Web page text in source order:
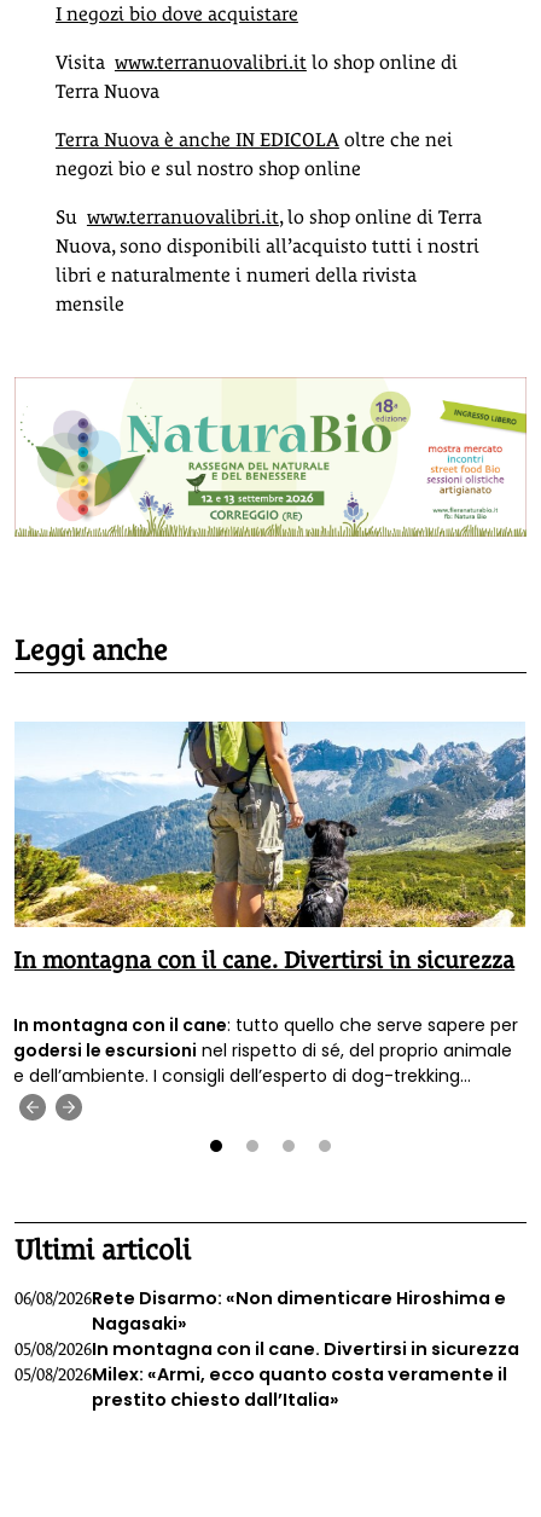
I negozi bio dove acquistare
Visita www.terranuovalibri.itlo shop online di
Terra Nuova
Terra Nuova è anche IN EDICOLAoltre che nei
negozi bio e sul nostro shop online
Su www.terranuovalibri.it, lo shop online di Terra
Nuova, sono disponibili all’acquisto tutti i nostri
libri e naturalmente i numeri della rivista
mensile
Leggi anche
In montagna con il cane. Divertirsi in sicurezza
In montagna con il cane: tutto quello che serve sapere per
godersi le escursioni nel rispetto di sé, del proprio animale
e dell’ambiente. I consigli dell’esperto di dog-trekking
Francesco Scagliotti.
Ultimi articoli
06/08/2026Rete Disarmo: «Non dimenticare Hiroshima e
Nagasaki»
05/08/2026In montagna con il cane. Divertirsi in sicurezza
05/08/2026Milex: «Armi, ecco quanto costa veramente il
prestito chiesto dall’Italia»